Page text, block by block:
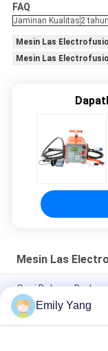
FAQ
Jaminan Kualitas 2 tahun
Mesin Las
Mesin Las
Mesin Las
Opsi Bahasa
Las Elektrofusi
Mesin Las
Emily Yang